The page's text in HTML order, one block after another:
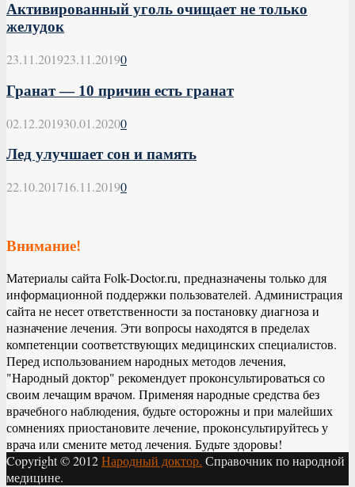
Активированный уголь очищает не только
желудок
23.11.201923.11.20190
Гранат — 10 причин есть гранат
02.12.201930.01.20200
Лед улучшает сон и память
22.10.201716.11.20190
Внимание!
Материалы сайта Folk-Doctor.ru, предназначены только для
информационной поддержки пользователей. Администрация
сайта не несет ответственности за постановку диагноза и
назначение лечения. Эти вопросы находятся в пределах
компетенции соответствующих медицинских специалистов.
Перед использованием народных методов лечения,
"Народный доктор" рекомендует проконсультироваться со
своим лечащим врачом. Применяя народные средства без
врачебного наблюдения, будьте осторожны и при малейших
сомнениях приостановите лечение, проконсультируйтесь у
врача или смените метод лечения. Будьте здоровы!
Copyright © 2012Народный доктор. Справочник по народной
медицине.